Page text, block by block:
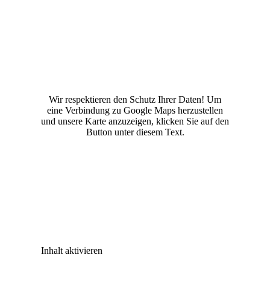
Wir respektieren den Schutz Ihrer Daten! Um
eine Verbindung zu Google Maps herzustellen
und unsere Karte anzuzeigen, klicken Sie auf den
Button unter diesem Text.
Inhalt aktivieren